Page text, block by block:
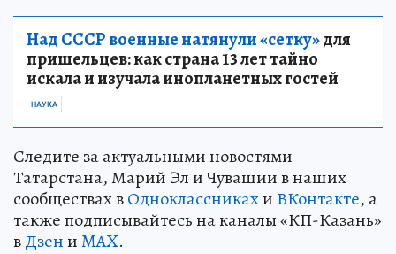
Над СССР военные натянули «сетку»для
пришельцев: как страна 13 лет тайно
искала и изучала инопланетных гостей
НАУКА
Следите за актуальными новостями
Татарстана, Марий Эл и Чувашии в наших
сообществах вОдноклассникахи ВКонтакте, а
также подписывайтесь на каналы «КП-Казань»
вДзениMAX.